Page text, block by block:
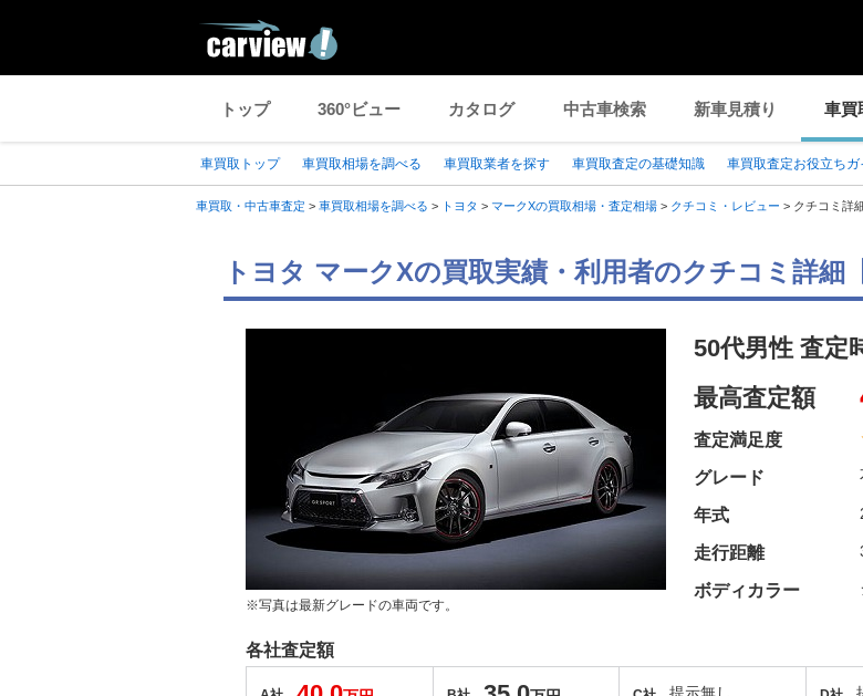
トップ 360°ビュー カタログ 中古車検索 新車見積り 車買
車買取トップ 車買取相場を調べる 車買取業者を探す 車買取査定の基礎知識 車買取査定お役立ちガ
車買取・中古車査定 > 車買取相場を調べる > トヨタ > マークXの買取相場・査定相場 > クチコミ・レビュー > クチコミ詳
トヨタ マークXの買取実績・利用者のクチコミ詳細
※写真は最新グレードの車両です。
50代男性 査定
最高査定額
査定満足度
グレード
年式
走行距離
ボディカラー
各社査定額
提示無し